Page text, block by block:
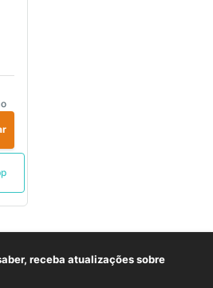
receba atualizações sobre